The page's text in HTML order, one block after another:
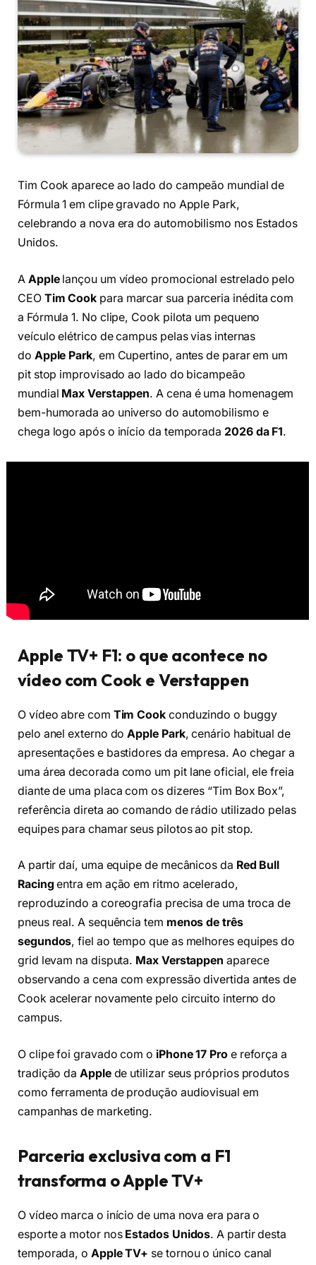
Tim Cook aparece ao lado do campeão mundial de
Fórmula 1 em clipe gravado no Apple Park,
celebrando a nova era do automobilismo nos Estados
Unidos.
A Applelançou um vídeo promocional estrelado pelo
CEO Tim Cook para marcar sua parceria inédita com
a Fórmula 1. No clipe, Cook pilota um pequeno
veículo elétrico de campus pelas vias internas
do Apple Park, em Cupertino, antes de parar em um
pit stop improvisado ao lado do bicampeão
mundial Max Verstappen. A cena é uma homenagem
bem-humorada ao universo do automobilismo e
chega logo após o início da temporada 2026 da F1.
Apple TV+ F1: o que acontece no
vídeo com Cook e Verstappen
O vídeo abre com Tim Cook conduzindo o buggy
pelo anel externo doApple Park, cenário habitual de
apresentações e bastidores da empresa. Ao chegar a
uma área decorada como um pit lane oficial, ele freia
diante de uma placa com os dizeres “Tim Box Box”,
referência direta ao comando de rádio utilizado pelas
equipes para chamar seus pilotos ao pit stop.
A partir daí, uma equipe de mecânicos da Red Bull
Racing entra em ação em ritmo acelerado,
reproduzindo a coreografia precisa de uma troca de
pneus real. A sequência tem menos de três
segundos, fiel ao tempo que as melhores equipes do
grid levam na disputa. Max Verstappen aparece
observando a cena com expressão divertida antes de
Cook acelerar novamente pelo circuito interno do
campus.
O clipe foi gravado com o iPhone 17 Proe reforça a
tradição daApplede utilizar seus próprios produtos
como ferramenta de produção audiovisual em
campanhas de marketing.
Parceria exclusiva com a F1
transforma o Apple TV+
O vídeo marca o início de uma nova era para o
esporte a motor nos Estados Unidos. A partir desta
temporada, o Apple TV+ se tornou o único canal